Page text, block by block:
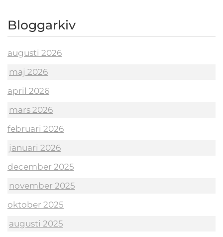
Bloggarkiv
augusti 2026
maj 2026
april 2026
mars 2026
februari 2026
januari 2026
december 2025
november 2025
oktober 2025
augusti 2025